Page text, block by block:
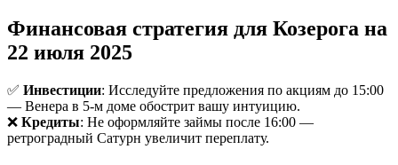
Финансовая стратегия для Козерога на
22 июля 2025
✅ Инвестиции: Исследуйте предложения по акциям до 15:00
— Венера в 5-м доме обострит вашу интуицию.
❌ Кредиты: Не оформляйте займы после 16:00 —
ретроградный Сатурн увеличит переплату.